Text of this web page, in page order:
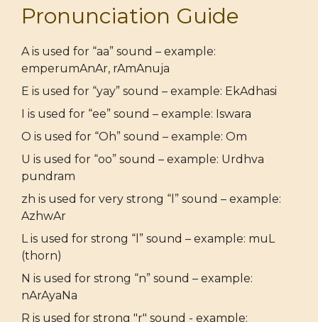
Pronunciation Guide
A is used for “aa” sound – example:
emperumAnAr, rAmAnuja
E is used for “yay” sound – example: EkAdhasi
I is used for “ee” sound – example: Iswara
O is used for “Oh” sound – example: Om
U is used for “oo” sound – example: Urdhva
pundram
zh is used for very strong “l” sound – example:
AzhwAr
L is used for strong “l” sound – example: muL
(thorn)
N is used for strong “n” sound – example:
nArAyaNa
R is used for strong "r" sound - example: